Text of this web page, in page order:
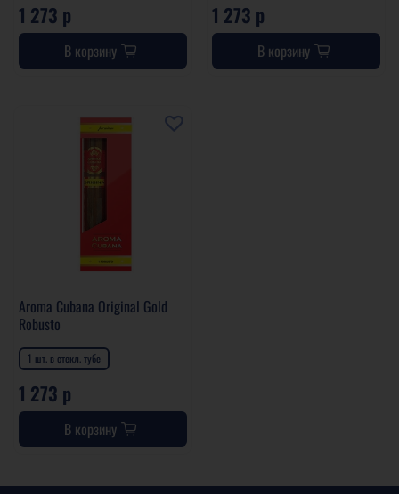
1 273 р
В корзину
1 273 р
В корзину
Aroma Cubana Original Gold
Robusto
1 шт. в стекл. тубе
1 273 р
В корзину